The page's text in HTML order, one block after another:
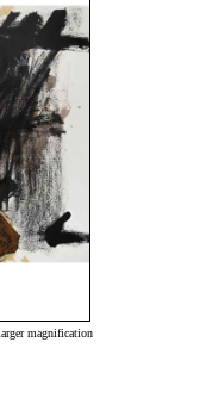
magnification